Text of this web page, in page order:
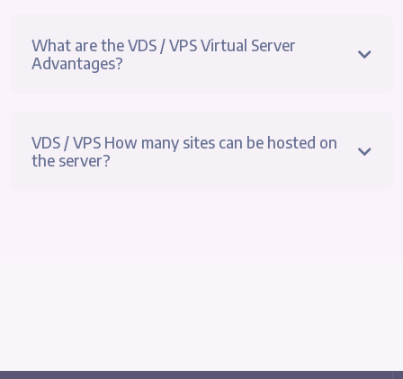
What are the VDS / VPS Virtual Server
Advantages?
VDS / VPS How many sites can be hosted on
the server?